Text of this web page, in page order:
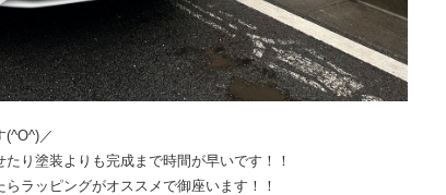
(^O^)／
り塗装よりも完成まで時間が早いです！！
ラッピングがオススメで御座います！！